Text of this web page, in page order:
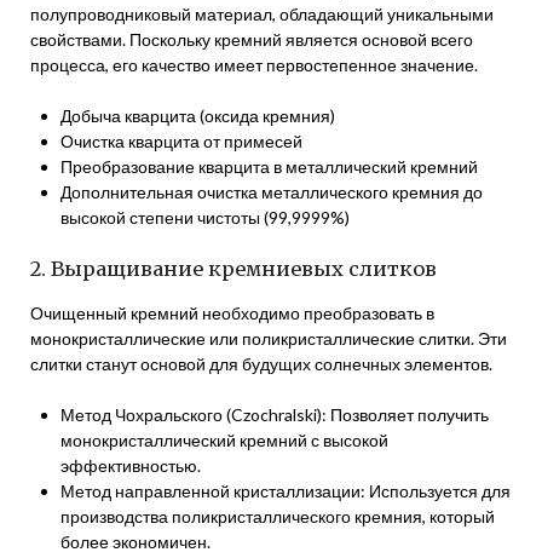
полупроводниковый материал, обладающий уникальными
свойствами. Поскольку кремний является основой всего
процесса, его качество имеет первостепенное значение.
Добыча кварцита (оксида кремния)
Очистка кварцита от примесей
Преобразование кварцита в металлический кремний
Дополнительная очистка металлического кремния до
высокой степени чистоты (99,9999%)
2. Выращивание кремниевых слитков
Очищенный кремний необходимо преобразовать в
монокристаллические или поликристаллические слитки. Эти
слитки станут основой для будущих солнечных элементов.
Метод Чохральского (Czochralski): Позволяет получить
монокристаллический кремний с высокой
эффективностью.
Метод направленной кристаллизации: Используется для
производства поликристаллического кремния, который
более экономичен.